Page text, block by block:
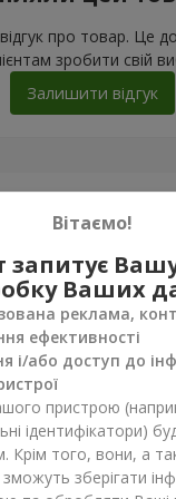
про товар. Це
зробити свій
Залишити відгук
Букет "Каїр"
Вітаємо!
запитує
Ваших
реклама,
ефективності
і/або доступ до
пристрою
ідентифікатори)
Крім того, вони, а
зберігати